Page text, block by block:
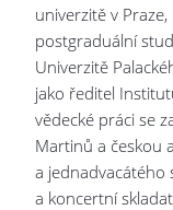
univerzitě v Praze,
postgraduální
Univerzitě
jako ředitel
vědecké práci se
Martinů a českou
a jednadvacátého
a koncertní